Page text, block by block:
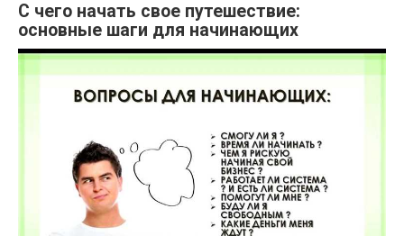
С чего начать свое путешествие:
основные шаги для начинающих